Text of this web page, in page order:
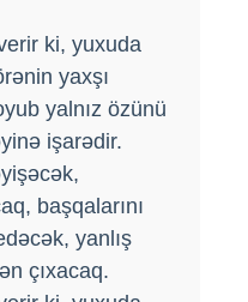
ki, yuxuda
yaxşı
yalnız özünü
işarədir.
başqalarını
yanlış
çıxacaq.